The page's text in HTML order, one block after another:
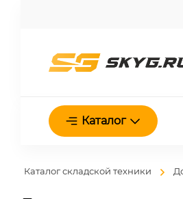
Каталог
Каталог складской техники